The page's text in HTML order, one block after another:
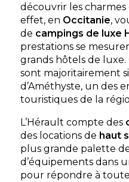
découvrir les
effet, en Occitanie,
de campings de luxe
prestations se
grands hôtels de luxe.
sont majoritairement
d’Améthyste, un des
touristiques de la
L’Hérault compte des
des locations de haut
plus grande palette
d’équipements dans
pour répondre à
Camping Californie
Sur la côte
Camping Californie
cottages Premium avec
Voir le site
Dès431€ / semaine en